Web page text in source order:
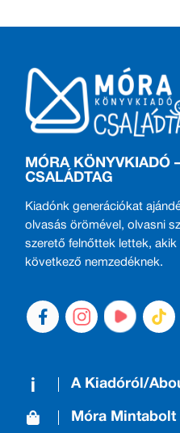
MÓRA KÖNYVKIADÓ
CSALÁDTAG
Kiadónk generációkat
olvasás örömével, olvasni
szerető felnőttek lettek,
következő nemzedéknek.
A Kiadóról/
Móra Mintabolt